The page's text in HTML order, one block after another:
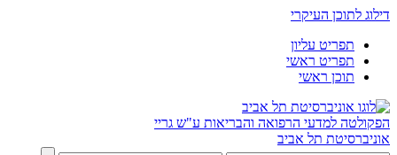
דילוג לתוכן העיקרי
תפריט עליון
תפריט ראשי
תוכן ראשי
הפקולטה למדעי הרפואה והבריאות ע"ש גריי
אוניברסיטת תל אביב